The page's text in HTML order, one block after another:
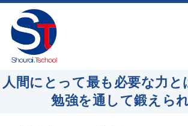
人間にとって最も必要な力と
勉強を通して鍛えられ